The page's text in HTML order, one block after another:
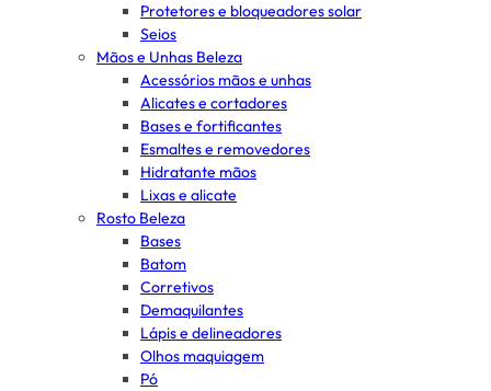
Protetores e bloqueadores solar
Seios
Mãos e Unhas Beleza
Acessórios mãos e unhas
Alicates e cortadores
Bases e fortificantes
Esmaltes e removedores
Hidratante mãos
Lixas e alicate
Rosto Beleza
Bases
Batom
Corretivos
Demaquilantes
Lápis e delineadores
Olhos maquiagem
Pó